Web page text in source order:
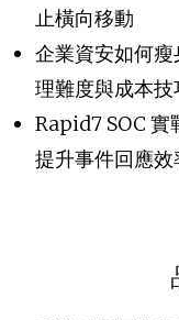
止橫向移動
企業資安如何
理難度與成本技
Rapid7 SOC
提升事件回應